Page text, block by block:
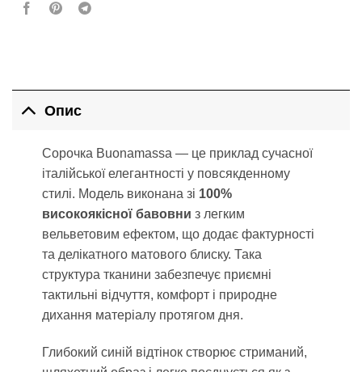
Опис
Сорочка Buonamassa — це приклад сучасної
італійської елегантності у повсякденному
стилі. Модель виконана зі 100%
високоякісної бавовни з легким
вельветовим ефектом, що додає фактурності
та делікатного матового блиску. Така
структура тканини забезпечує приємні
тактильні відчуття, комфорт і природне
дихання матеріалу протягом дня.
Глибокий синій відтінок створює стриманий,